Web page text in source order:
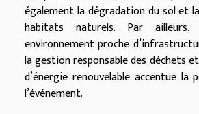
également la dégradation du sol et
habitats naturels. Par ailleurs,
environnement proche
la gestion responsable des déchets
d’énergie renouvelable accentue
l’événement.